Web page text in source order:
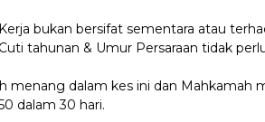
Kerja bukan bersifat sementara atau
Cuti tahunan & Umur Persaraan tidak
menang dalam kes ini dan Mahkamah
dalam 30 hari.